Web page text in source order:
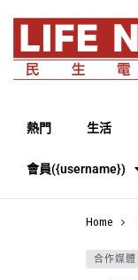
熱門 生活
會員({username})
Home
合作媒體